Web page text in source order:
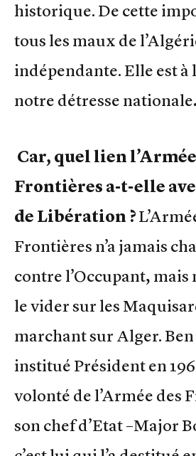
historique. De cette
tous les maux de
indépendante. Elle est à
notre détresse nationale.
Car, quel lien
Frontières a-t-elle
de Libération ?
Frontières n’a jamais
contre l’Occupant, mais
le vider sur les
marchant sur Alger. Ben
institué Président en
volonté de l’Armée des
son chef d’Etat –Major